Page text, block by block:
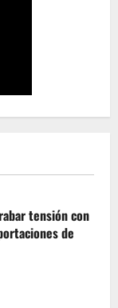
tensión con
de